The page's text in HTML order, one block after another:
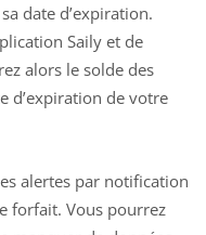
date d’expiration.
Saily et de
alors le solde des
d’expiration de votre
alertes par notification
forfait. Vous pourrez